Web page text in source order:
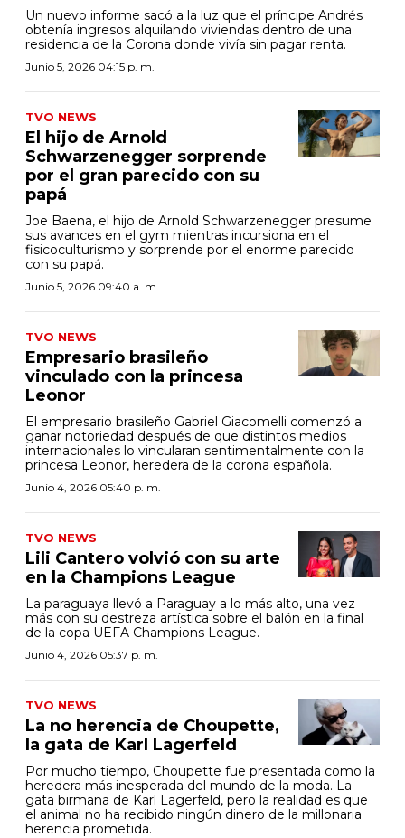
Un nuevo informe sacó a la luz que el príncipe Andrés
obtenía ingresos alquilando viviendas dentro de una
residencia de la Corona donde vivía sin pagar renta.
Junio 5, 2026 04:15 p. m.
TVO NEWS
El hijo de Arnold
Schwarzenegger sorprende
por el gran parecido con su
papá
Joe Baena, el hijo de Arnold Schwarzenegger presume
sus avances en el gym mientras incursiona en el
fisicoculturismo y sorprende por el enorme parecido
con su papá.
Junio 5, 2026 09:40 a. m.
TVO NEWS
Empresario brasileño
vinculado con la princesa
Leonor
El empresario brasileño Gabriel Giacomelli comenzó a
ganar notoriedad después de que distintos medios
internacionales lo vincularan sentimentalmente con la
princesa Leonor, heredera de la corona española.
Junio 4, 2026 05:40 p. m.
TVO NEWS
Lili Cantero volvió con su arte
en la Champions League
La paraguaya llevó a Paraguay a lo más alto, una vez
más con su destreza artística sobre el balón en la final
de la copa UEFA Champions League.
Junio 4, 2026 05:37 p. m.
TVO NEWS
La no herencia de Choupette,
la gata de Karl Lagerfeld
Por mucho tiempo, Choupette fue presentada como la
heredera más inesperada del mundo de la moda. La
gata birmana de Karl Lagerfeld, pero la realidad es que
el animal no ha recibido ningún dinero de la millonaria
herencia prometida.